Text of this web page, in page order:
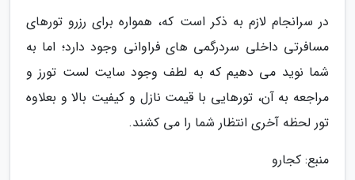
در سرانجام لازم به ذکر است که، همواره برای رزرو تورهای
مسافرتی داخلی سردرگمی های فراوانی وجود دارد؛ اما به
شما نوید می دهیم که به لطف وجود سایت لست تورز و
مراجعه به آن، تورهایی با قیمت نازل و کیفیت بالا و بعلاوه
تور لحظه آخری انتظار شما را می کشند.
منبع: کجارو